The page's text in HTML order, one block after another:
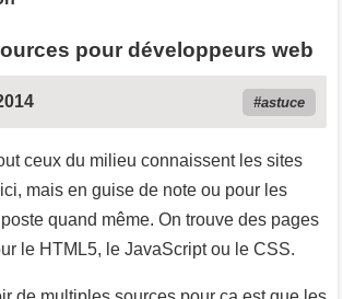
pour développeurs web
astuce
ceux du milieu connaissent les sites
mais en guise de note ou pour les
quand même. On trouve des pages
le HTML5, le JavaScript ou le CSS.